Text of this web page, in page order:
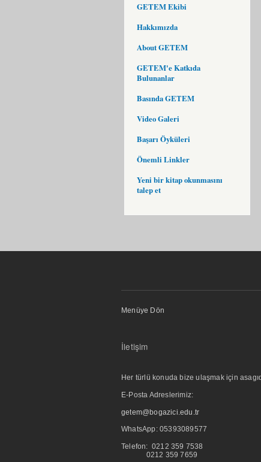
GETEM Ekibi
Hakkımızda
About GETEM
GETEM'e Katkıda
Bulunanlar
Basında GETEM
Video Galeri
Başarı Öyküleri
Önemli Linkler
Yeni bir kitap okunmasını
talep et
Menüye Dön
İletişim
Her türlü konuda bize ulaşmak için
E-Posta Adreslerimiz:
getem@bogazici.edu.tr
WhatsApp: 05393089577
Telefon: 0212 359 7538
0212 359 7659